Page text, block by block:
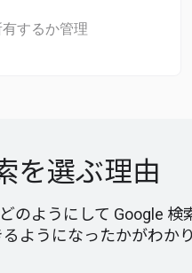
を選ぶ理由
のようにして Google
ようになったかがわかり